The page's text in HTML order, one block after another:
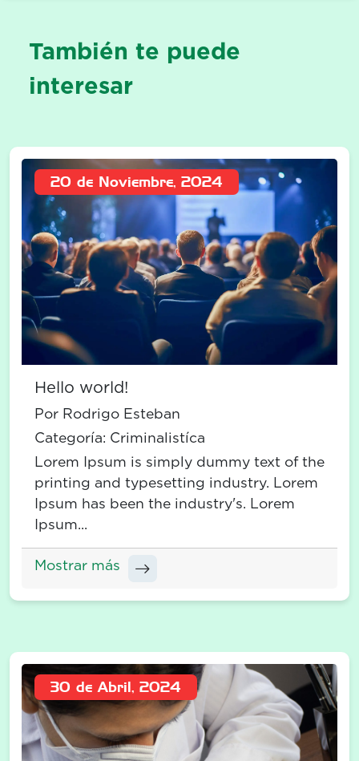
También te puede
interesar
20 de Noviembre, 2024
Hello world!
Por Rodrigo Esteban
Categoría: Criminalistíca
Lorem Ipsum is simply dummy text of the
printing and typesetting industry. Lorem
Ipsum has been the industry's. Lorem
Ipsum...
Mostrar más
30 de Abril, 2024